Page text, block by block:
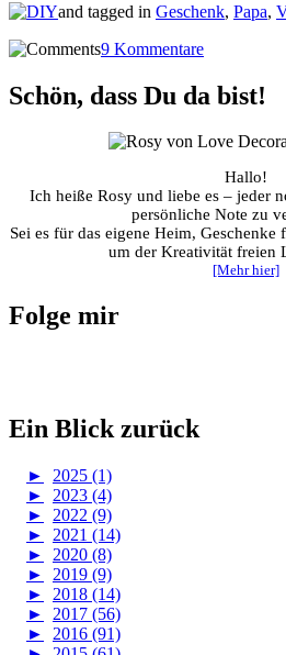
and tagged in Geschenk, Papa,
9 Kommentare
Schön, dass Du da bist!
Hallo!
Ich heiße Rosy und liebe es – jeder
persönliche Note zu
Sei es für das eigene Heim,
um der Kreativität freien
[Mehr hier]
Folge mir
Ein Blick zurück
►
2025 (1)
►
2023 (4)
►
2022 (9)
►
2021 (14)
►
2020 (8)
►
2019 (9)
►
2018 (14)
►
2017 (56)
►
2016 (91)